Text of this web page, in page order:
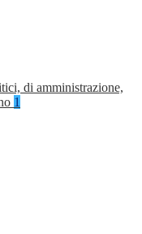
di amministrazione,
1